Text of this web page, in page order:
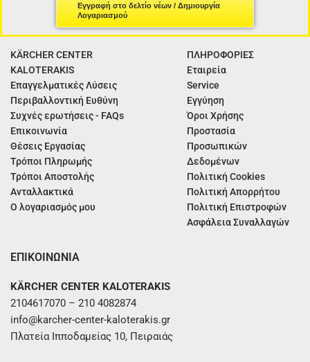
Εγγραφή στο δελτίο νέων / Δημιουργία
Λογαριασμού
KÄRCHER CENTER
KALOTERAKIS
Επαγγελματικές Λύσεις
Περιβαλλοντική Ευθύνη
Συχνές ερωτήσεις - FAQs
Επικοινωνία
Θέσεις Εργασίας
Τρόποι Πληρωμής
Τρόποι Αποστολής
Ανταλλακτικά
Ο λογαριασμός μου
ΠΛΗΡΟΦΟΡΙΕΣ
Εταιρεία
Service
Εγγύηση
Όροι Χρήσης
Προστασία
Προσωπικών
Δεδομένων
Πολιτική Cookies
Πολιτική Απορρήτου
Πολιτική Επιστροφών
Ασφάλεια Συναλλαγών
ΕΠΙΚΟΙΝΩΝΙΑ
KÄRCHER CENTER KALOTERAKIS
2104617070 – 210 4082874
info@karcher-center-kaloterakis.gr
Πλατεία Ιπποδαμείας 10, Πειραιάς